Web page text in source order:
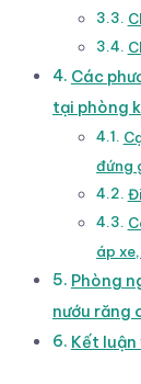
Các
tại phòng
đứng
áp
Phòng
nướu răng
Kết luận